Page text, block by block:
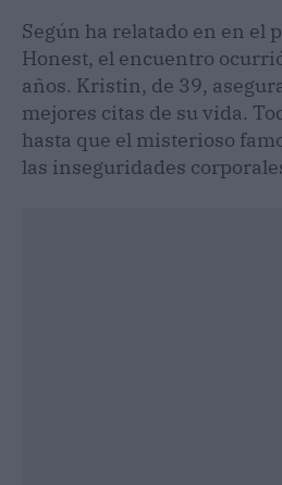
Según ha relatado en en el
Honest, el encuentro
años. Kristin, de 39,
mejores citas de su vida.
hasta que el misterioso
las inseguridades